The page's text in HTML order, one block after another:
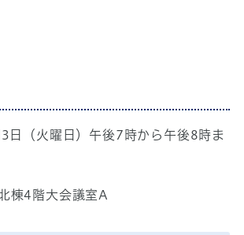
日（火曜日）午後7時から午後8時ま
棟4階大会議室A